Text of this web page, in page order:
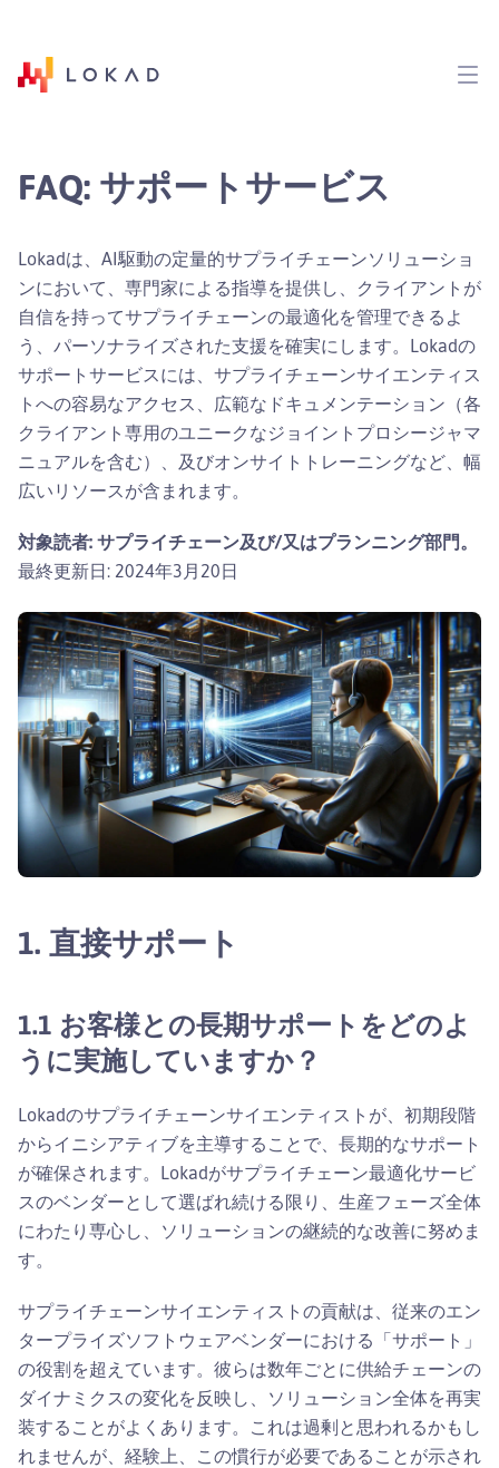
FAQ: サポートサービス
Lokadは、AI駆動の定量的サプライチェーンソリューショ
ンにおいて、専門家による指導を提供し、クライアントが
自信を持ってサプライチェーンの最適化を管理できるよ
う、パーソナライズされた支援を確実にします。Lokadの
サポートサービスには、サプライチェーンサイエンティス
トへの容易なアクセス、広範なドキュメンテーション（各
クライアント専用のユニークなジョイントプロシージャマ
ニュアルを含む）、及びオンサイトトレーニングなど、幅
広いリソースが含まれます。
対象読者: サプライチェーン及び/又はプランニング部門。
最終更新日: 2024年3月20日
1. 直接サポート
1.1 お客様との長期サポートをどのよ
うに実施していますか？
Lokadのサプライチェーンサイエンティストが、初期段階
からイニシアティブを主導することで、長期的なサポート
が確保されます。Lokadがサプライチェーン最適化サービ
スのベンダーとして選ばれ続ける限り、生産フェーズ全体
にわたり専心し、ソリューションの継続的な改善に努めま
す。
サプライチェーンサイエンティストの貢献は、従来のエン
タープライズソフトウェアベンダーにおける「サポート」
の役割を超えています。彼らは数年ごとに供給チェーンの
ダイナミクスの変化を反映し、ソリューション全体を再実
装することがよくあります。これは過剰と思われるかもし
れませんが、経験上、この慣行が必要であることが示され